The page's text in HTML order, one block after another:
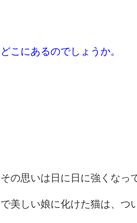
こにあるのでしょうか。
思いは日に日に強くなっ
美しい娘に化けた猫は、つ